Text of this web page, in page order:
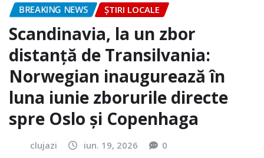
BREAKING NEWS ȘTIRI LOCALE
Scandinavia, la un zbor
distanță de Transilvania:
Norwegian inaugurează în
luna iunie zborurile directe
spre Oslo și Copenhaga
clujazi iun. 19, 2026 0